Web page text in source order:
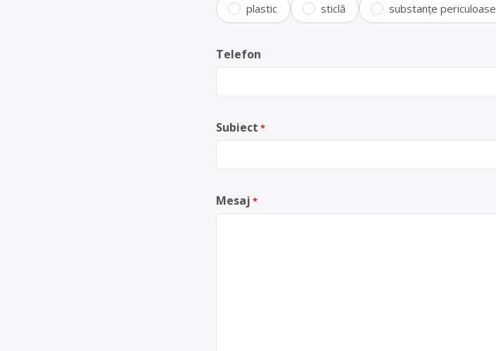
plastic sticlă substanțe periculoase
Telefon
Subiect *
Mesaj *